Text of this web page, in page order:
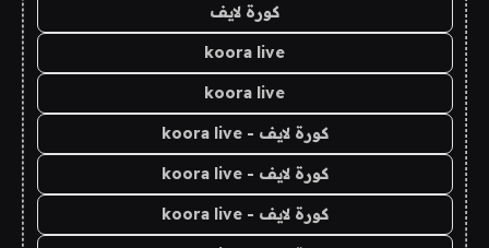
كورة لايف
koora live
koora live
كورة لايف - koora live
كورة لايف - koora live
كورة لايف - koora live